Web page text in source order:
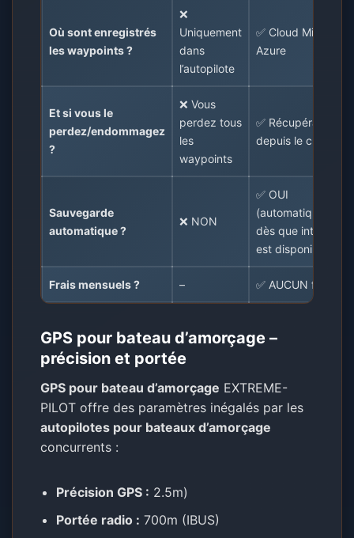
Où sont enregistrés
les waypoints ?
❌
Uniquement
dans
l’autopilote
✅ Cloud Microsoft
Azure
Et si vous le
perdez/endommagez
?
❌ Vous
perdez tous
les
waypoints
✅ Récupération
depuis le cloud
Sauvegarde
automatique ?
❌ NON
✅ OUI
(automatiquement
dès que internet
est disponible)
Frais mensuels ? – ✅ AUCUN frais !
GPS pour bateau d’amorçage –
précision et portée
GPS pour bateau d’amorçage EXTREME-
PILOT offre des paramètres inégalés par les
autopilotes pour bateaux d’amorçage
concurrents :
Précision GPS : 2.5m)
Portée radio : 700m (IBUS)